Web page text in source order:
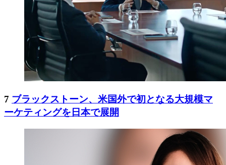
7 ブラックストーン、米国外で初となる大規模マ
ーケティングを日本で展開